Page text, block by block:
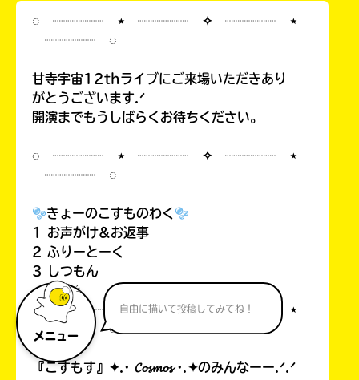
メニュー
自由に描いて投稿してみてね！
◌ ┈┈┈┈ ⋆ ┈┈┈┈ ✧ ┈┈┈┈ ⋆
┈┈┈┈ ◌
甘寺宇宙12thライブにご来場いただきあり
がとうございます.ᐟ
開演までもうしばらくお待ちください。
◌ ┈┈┈┈ ⋆ ┈┈┈┈ ✧ ┈┈┈┈ ⋆
┈┈┈┈ ◌
きょーのこすものわく
1 お声がけ&お返事
2 ふりーとーく
3 しつもん
◌ ┈┈┈┈ ⋆ ┈┈┈┈ ✧ ┈┈┈┈ ⋆
┈┈┈┈ ◌
『こすもす』✦.· 𝓒𝓸𝓼𝓶𝓸𝓼 ·.✦のみんなーー.ᐟ.ᐟ